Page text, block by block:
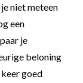
niet meteen
een
je
beloning
keer goed